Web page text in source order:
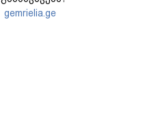
gemrielia.ge